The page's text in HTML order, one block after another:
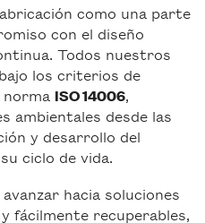
como una parte
con el diseño
Todos nuestros
los criterios de
ISO 14006,
ambientales desde las
y desarrollo del
ciclo de vida.
hacia soluciones
fácilmente recuperables,